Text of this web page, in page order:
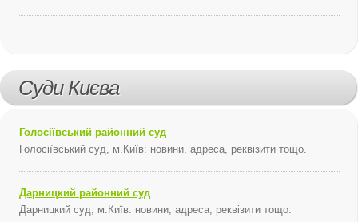
Суди Києва
Голосіївський районний суд
Голосіївський суд, м.Київ: новини, адреса, реквізити тощо.
Дарницкий районний суд
Дарницкий суд, м.Київ: новини, адреса, реквізити тощо.